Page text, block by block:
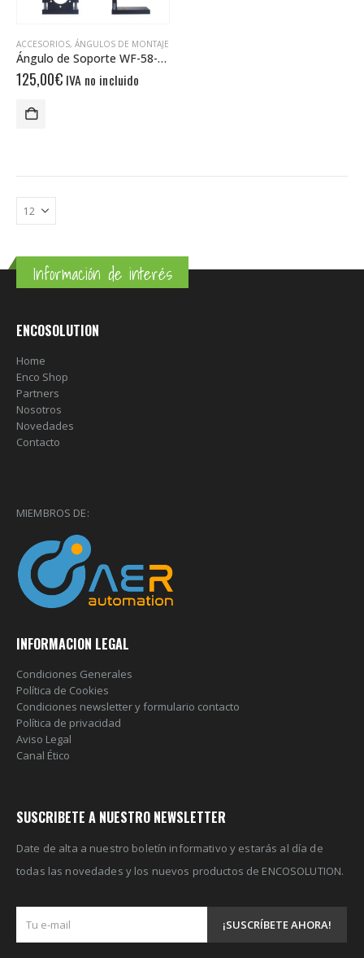
ACCESORIOS, ÁNGULOS DE MONTAJE
Ángulo de Soporte WF-58-SK-36-4-VA
125,00€ IVA no incluido
Información de interés
ENCOSOLUTION
Home
Enco Shop
Partners
Nosotros
Novedades
Contacto
MIEMBROS DE:
INFORMACION LEGAL
Condiciones Generales
Política de Cookies
Condiciones newsletter y formulario contacto
Política de privacidad
Aviso Legal
Canal Ético
SUSCRIBETE A NUESTRO NEWSLETTER
Date de alta a nuestro boletín informativo y estarás al día de
todas las novedades y los nuevos productos de ENCOSOLUTION.